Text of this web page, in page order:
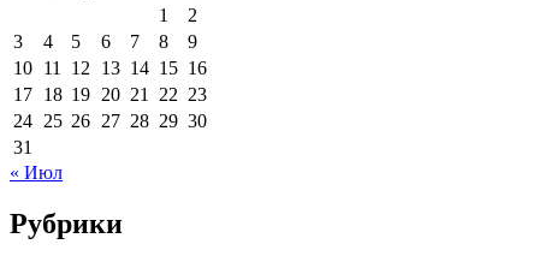
1
2
3
4 5 6 7 8
9
10 11 12 13 14 15 16
17 18 19 20 21 22 23
24 25 26 27 28 29 30
31
« Июл
Рубрики